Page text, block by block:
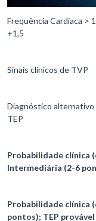
Frequência
+1,5
Sinais
Diagnóstico alternativo
TEP
Probabilidade clínica
Intermediária (2-6
Probabilidade clínica
pontos); TEP